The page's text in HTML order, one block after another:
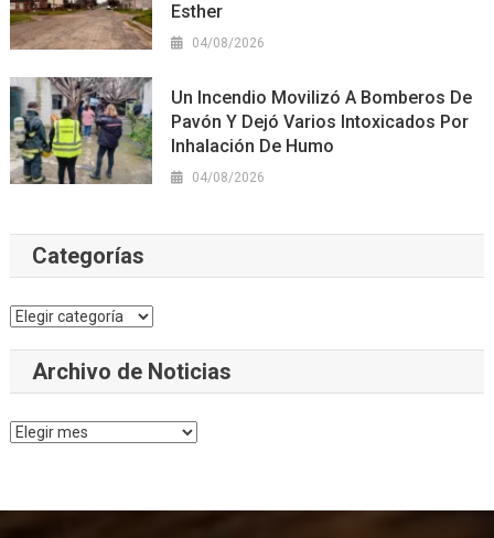
Esther
04/08/2026
Un Incendio Movilizó A Bomberos De
Pavón Y Dejó Varios Intoxicados Por
Inhalación De Humo
04/08/2026
Categorías
Categorías
Archivo de Noticias
Archivo